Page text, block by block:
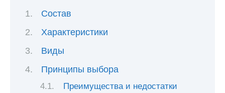
Состав
Характеристики
Виды
Принципы выбора
Преимущества и недостатки